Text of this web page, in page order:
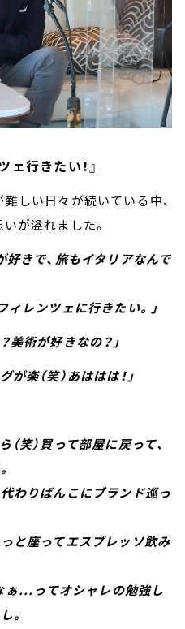
ェ行きたい！』
しい日々が続いている中、
が溢れました。
好きで、旅もイタリアなんで
ンツェに行きたい。」
美術が好きなの？」
楽（笑）あははは！」
笑）買って部屋に戻って、
りばんこにブランド巡っ
座ってエスプレッソ飲み
ってオシャレの勉強し
。